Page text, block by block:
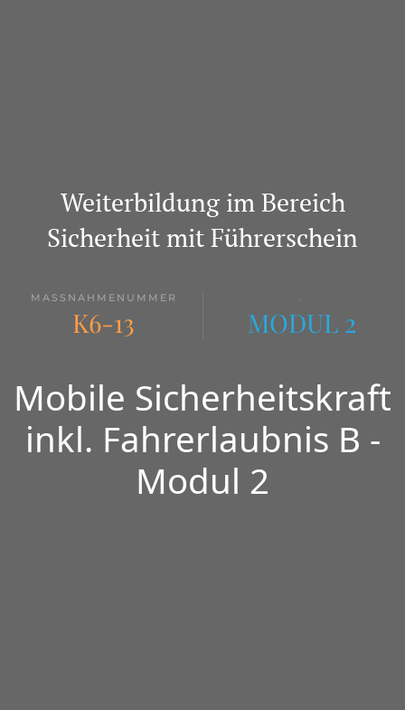
Weiterbildung im Bereich
Sicherheit mit Führerschein
MASSNAHMENUMMER
K6-13
.
MODUL 2
Mobile Sicherheitskraft
inkl. Fahrerlaubnis B -
Modul 2